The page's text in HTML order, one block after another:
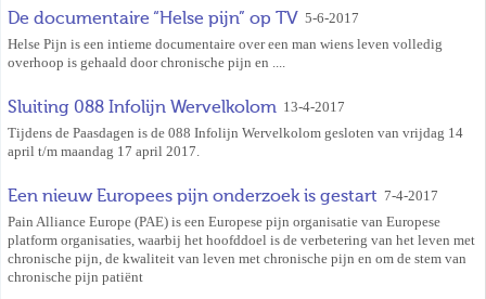
De documentaire “Helse pijn” op TV 5-6-2017
Helse Pijn is een intieme documentaire over een man wiens leven volledig
overhoop is gehaald door chronische pijn en ....
Sluiting 088 Infolijn Wervelkolom 13-4-2017
Tijdens de Paasdagen is de 088 Infolijn Wervelkolom gesloten van vrijdag 14
april t/m maandag 17 april 2017.
Een nieuw Europees pijn onderzoek is gestart 7-4-2017
Pain Alliance Europe (PAE) is een Europese pijn organisatie van Europese
platform organisaties, waarbij het hoofddoel is de verbetering van het leven met
chronische pijn, de kwaliteit van leven met chronische pijn en om de stem van
chronische pijn patiënt